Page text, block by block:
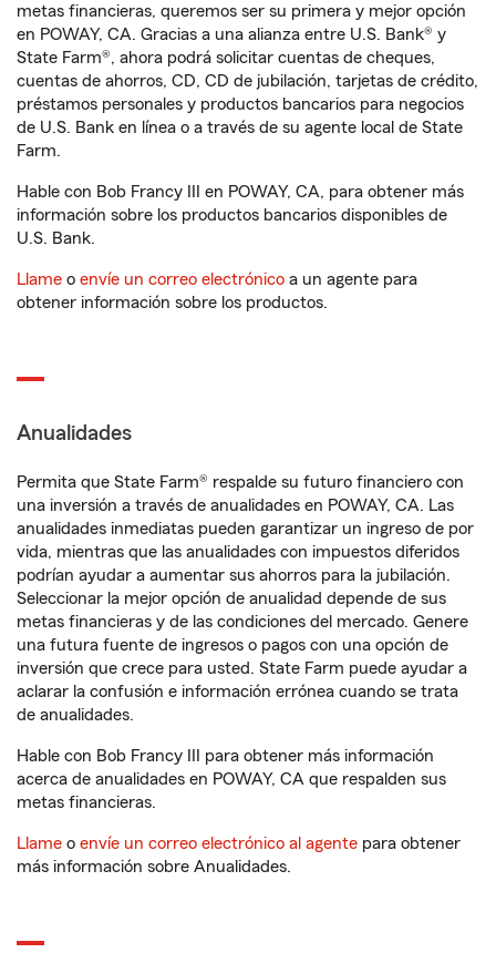
metas financieras, queremos ser su primera y mejor opción
en POWAY, CA. Gracias a una alianza entre U.S. Bank® y
State Farm®, ahora podrá solicitar cuentas de cheques,
cuentas de ahorros, CD, CD de jubilación, tarjetas de crédito,
préstamos personales y productos bancarios para negocios
de U.S. Bank en línea o a través de su agente local de State
Farm.
Hable con Bob Francy III en POWAY, CA, para obtener más
información sobre los productos bancarios disponibles de
U.S. Bank.
Llame o envíe un correo electrónico a un agente para
obtener información sobre los productos.
Anualidades
Permita que State Farm® respalde su futuro financiero con
una inversión a través de anualidades en POWAY, CA. Las
anualidades inmediatas pueden garantizar un ingreso de por
vida, mientras que las anualidades con impuestos diferidos
podrían ayudar a aumentar sus ahorros para la jubilación.
Seleccionar la mejor opción de anualidad depende de sus
metas financieras y de las condiciones del mercado. Genere
una futura fuente de ingresos o pagos con una opción de
inversión que crece para usted. State Farm puede ayudar a
aclarar la confusión e información errónea cuando se trata
de anualidades.
Hable con Bob Francy III para obtener más información
acerca de anualidades en POWAY, CA que respalden sus
metas financieras.
Llame o envíe un correo electrónico al agente para obtener
más información sobre Anualidades.